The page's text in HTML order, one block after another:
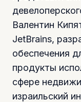
Валентин
JetBrains,
обеспечения
продукты
сфере
израильский